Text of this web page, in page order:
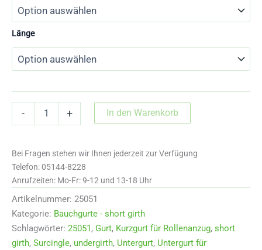
Länge
-
für
Rollenanzug
Menge
+ In den Warenkorb
Bei Fragen stehen wir Ihnen jederzeit zur Verfügung
Telefon: 05144-8228
Anrufzeiten: Mo-Fr: 9-12 und 13-18 Uhr
Artikelnummer: 25051
Kategorie: Bauchgurte - short girth
Schlagwörter: 25051 , Gurt, Kurzgurt für Rollenanzug, short
girth, Surcingle, undergirth, Untergurt, Untergurt für